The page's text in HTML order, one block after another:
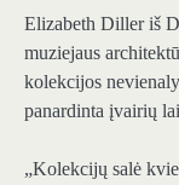
Elizabeth Diller iš
muziejaus
kolekcijos
panardinta įvairių
„Kolekcijų salė